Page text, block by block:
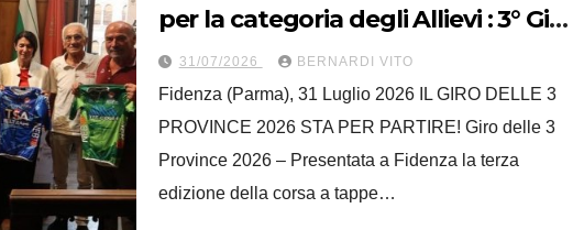
per la categoria degli Allievi : 3° Giro
delle 3 Province
31/07/2026 BERNARDI VITO
Fidenza (Parma), 31 Luglio 2026 IL GIRO DELLE 3
PROVINCE 2026 STA PER PARTIRE! Giro delle 3
Province 2026 – Presentata a Fidenza la terza
edizione della corsa a tappe…